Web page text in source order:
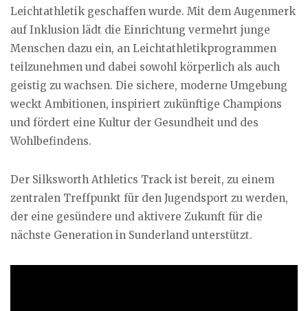
Leichtathletik geschaffen wurde. Mit dem Augenmerk
auf Inklusion lädt die Einrichtung vermehrt junge
Menschen dazu ein, an Leichtathletikprogrammen
teilzunehmen und dabei sowohl körperlich als auch
geistig zu wachsen. Die sichere, moderne Umgebung
weckt Ambitionen, inspiriert zukünftige Champions
und fördert eine Kultur der Gesundheit und des
Wohlbefindens.
Der Silksworth Athletics Track ist bereit, zu einem
zentralen Treffpunkt für den Jugendsport zu werden,
der eine gesündere und aktivere Zukunft für die
nächste Generation in Sunderland unterstützt.